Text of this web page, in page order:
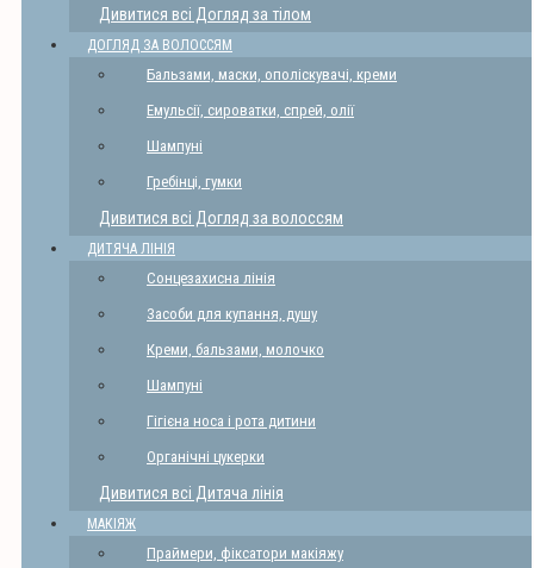
Дивитися всі Догляд за тілом
ДОГЛЯД ЗА ВОЛОССЯМ
Бальзами, маски, ополіскувачі, креми
Емульсії, сироватки, спрей, олії
Шампуні
Гребінці, гумки
Дивитися всі Догляд за волоссям
ДИТЯЧА ЛІНІЯ
Сонцезахисна лінія
Засоби для купання, душу
Креми, бальзами, молочко
Шампуні
Гігієна носа і рота дитини
Органічні цукерки
Дивитися всі Дитяча лінія
МАКІЯЖ
Праймери, фіксатори макіяжу